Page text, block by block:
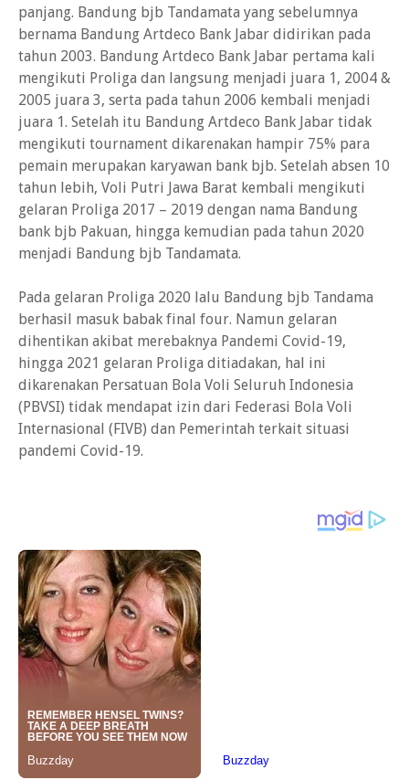
panjang. Bandung bjb Tandamata yang sebelumnya
bernama Bandung Artdeco Bank Jabar didirikan pada
tahun 2003. Bandung Artdeco Bank Jabar pertama kali
mengikuti Proliga dan langsung menjadi juara 1, 2004 &
2005 juara 3, serta pada tahun 2006 kembali menjadi
juara 1. Setelah itu Bandung Artdeco Bank Jabar tidak
mengikuti tournament dikarenakan hampir 75% para
pemain merupakan karyawan bank bjb. Setelah absen 10
tahun lebih, Voli Putri Jawa Barat kembali mengikuti
gelaran Proliga 2017 – 2019 dengan nama Bandung
bank bjb Pakuan, hingga kemudian pada tahun 2020
menjadi Bandung bjb Tandamata.
Pada gelaran Proliga 2020 lalu Bandung bjb Tandama
berhasil masuk babak final four. Namun gelaran
dihentikan akibat merebaknya Pandemi Covid-19,
hingga 2021 gelaran Proliga ditiadakan, hal ini
dikarenakan Persatuan Bola Voli Seluruh Indonesia
(PBVSI) tidak mendapat izin dari Federasi Bola Voli
Internasional (FIVB) dan Pemerintah terkait situasi
pandemi Covid-19.